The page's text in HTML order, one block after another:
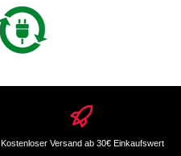
Kostenloser Versand ab 30€ Einkaufswert